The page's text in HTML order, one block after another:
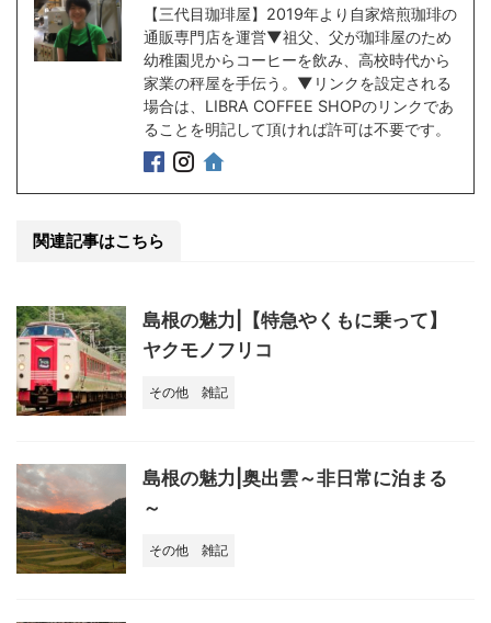
【三代目珈琲屋】2019年より自家焙煎珈琲の
通販専門店を運営▼祖父、父が珈琲屋のため
幼稚園児からコーヒーを飲み、高校時代から
家業の秤屋を手伝う。▼リンクを設定される
場合は、LIBRA COFFEE SHOPのリンクであ
ることを明記して頂ければ許可は不要です。
関連記事はこちら
島根の魅力|【特急やくもに乗って】
ヤクモノフリコ
その他 雑記
島根の魅力|奥出雲～非日常に泊まる
～
その他 雑記